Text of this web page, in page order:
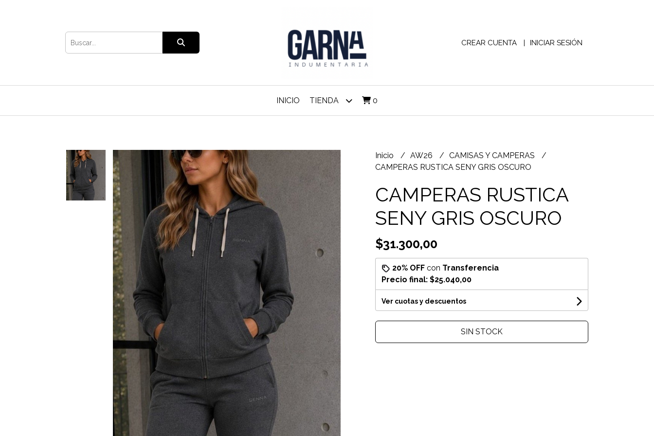
CREAR CUENTA INICIAR SESIÓN
INICIO TIENDA 0
Inicio AW26
CAMISAS Y CAMPERAS
CAMPERAS RUSTICA SENY GRIS OSCURO
CAMPERAS RUSTICA
SENY GRIS OSCURO
$31.300,00
20% OFFcon Transferencia
Precio final: $25.040,00
Ver cuotas y descuentos
SIN STOCK